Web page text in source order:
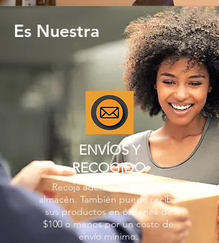
Es Nuestra
ENVÍOS Y
RECOGIDO
Recoja además en nuestro
almacén. También puede recibir
sus productos en órdenes de
$100 o menos por un costo de
envío mínimo.